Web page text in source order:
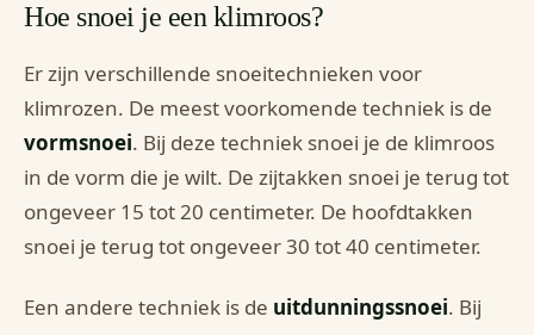
Hoe snoei je een klimroos?
Er zijn verschillende snoeitechnieken voor
klimrozen. De meest voorkomende techniek is de
vormsnoei. Bij deze techniek snoei je de klimroos
in de vorm die je wilt. De zijtakken snoei je terug tot
ongeveer 15 tot 20 centimeter. De hoofdtakken
snoei je terug tot ongeveer 30 tot 40 centimeter.
Een andere techniek is de uitdunningssnoei. Bij